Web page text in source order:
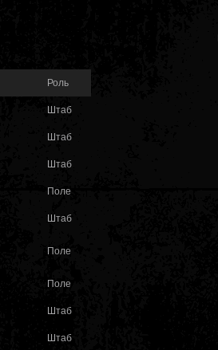
Роль
Штаб
Штаб
Штаб
Поле
Штаб
Поле
Поле
Штаб
Штаб